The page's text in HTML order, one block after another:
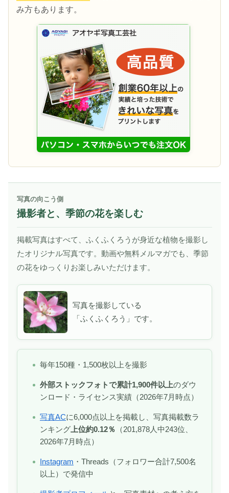
み方もあります。
写真の向こう側
撮影者と、季節の花を楽しむ
掲載写真はすべて、ふくふくろうが身近な植物を撮影し
たオリジナル写真です。動画や無料メルマガでも、季節
の花をゆっくりお楽しみいただけます。
写真を撮影している
「ふくふくろう」です。
毎年150種・1,500枚以上を撮影
外部ストックフォトで累計1,900件以上のダウ
ンロード・ライセンス実績（2026年7月時点）
写真ACに6,000点以上を掲載し、写真掲載数ラ
ンキング 上位約0.12％ （201,878人中243位、
2026年7月時点）
Instagram ・Threads（フォロワー合計7,500名
以上）で発信中